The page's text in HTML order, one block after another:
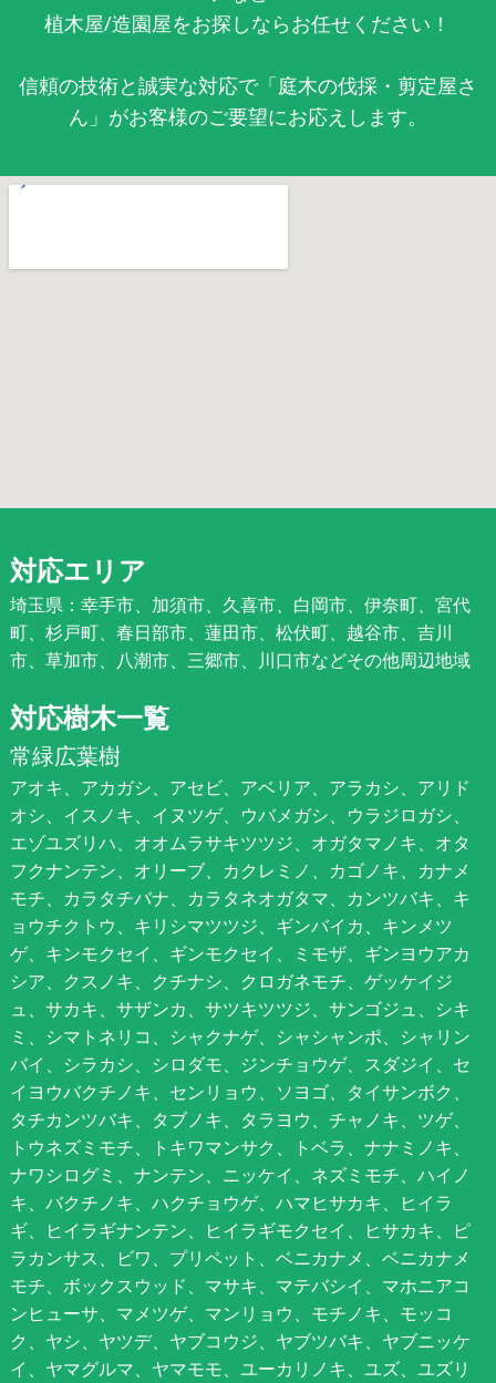
植木屋/造園屋をお探しならお任せください！
信頼の技術と誠実な対応で「庭木の伐採・剪定屋さ
ん」がお客様のご要望にお応えします。
対応エリア
埼玉県：幸手市、加須市、久喜市、白岡市、伊奈町、宮代
町、杉戸町、春日部市、蓮田市、松伏町、越谷市、吉川
市、草加市、八潮市、三郷市、川口市などその他周辺地域
対応樹木一覧
常緑広葉樹
アオキ、アカガシ、アセビ、アベリア、アラカシ、アリド
オシ、イスノキ、イヌツゲ、ウバメガシ、ウラジロガシ、
エゾユズリハ、オオムラサキツツジ、オガタマノキ、オタ
フクナンテン、オリーブ、カクレミノ、カゴノキ、カナメ
モチ、カラタチバナ、カラタネオガタマ、カンツバキ、キ
ョウチクトウ、キリシマツツジ、ギンバイカ、キンメツ
ゲ、キンモクセイ、ギンモクセイ、ミモザ、ギンヨウアカ
シア、クスノキ、クチナシ、クロガネモチ、ゲッケイジ
ュ、サカキ、サザンカ、サツキツツジ、サンゴジュ、シキ
ミ、シマトネリコ、シャクナゲ、シャシャンポ、シャリン
バイ、シラカシ、シロダモ、ジンチョウゲ、スダジイ、セ
イヨウバクチノキ、センリョウ、ソヨゴ、タイサンボク、
タチカンツバキ、タブノキ、タラヨウ、チャノキ、ツゲ、
トウネズミモチ、トキワマンサク、トベラ、ナナミノキ、
ナワシログミ、ナンテン、ニッケイ、ネズミモチ、ハイノ
キ、バクチノキ、ハクチョウゲ、ハマヒサカキ、ヒイラ
ギ、ヒイラギナンテン、ヒイラギモクセイ、ヒサカキ、ピ
ラカンサス、ビワ、プリペット、ベニカナメ、ベニカナメ
モチ、ボックスウッド、マサキ、マテバシイ、マホニアコ
ンヒューサ、マメツゲ、マンリョウ、モチノキ、モッコ
ク、ヤシ、ヤツデ、ヤブコウジ、ヤブツバキ、ヤブニッケ
イ、ヤマグルマ、ヤマモモ、ユーカリノキ、ユズ、ユズリ